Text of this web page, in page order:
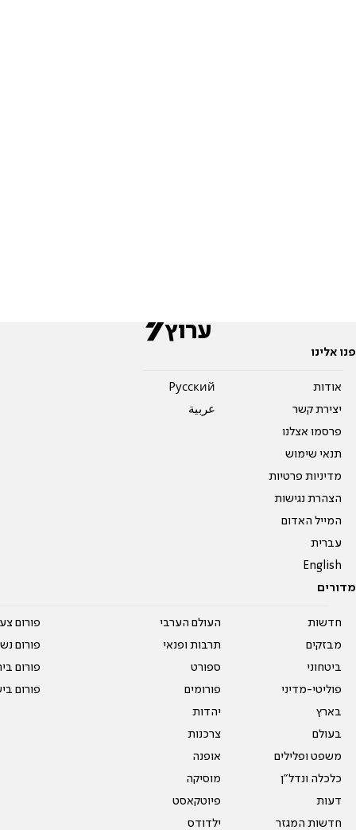
פנו אלינו
אודות
יצירת קשר
פרסמו אצלנו
תנאי שימוש
מדיניות פרטיות
הצהרת נגישות
המייל האדום
עברית
English
Pусский
عربية
מדורים
חדשות
מבזקים
ביטחוני
פוליטי-מדיני
בארץ
בעולם
משפט ופלילים
כלכלה ונדל"ן
דעות
חדשות המגזר
העולם הערבי
תרבות ופנאי
ספורט
פורומים
יהדות
צרכנות
אופנה
מוסיקה
פיוטקאסט
ילדודס
פורום
פורום
פורום
פורום